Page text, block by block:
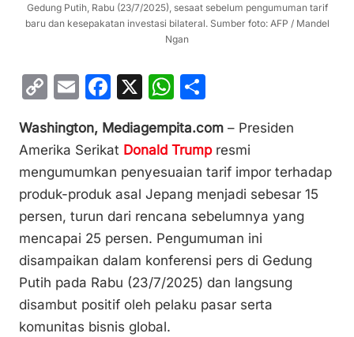
Gedung Putih, Rabu (23/7/2025), sesaat sebelum pengumuman tarif
baru dan kesepakatan investasi bilateral. Sumber foto: AFP / Mandel
Ngan
C
p
y
Li
n
k
E
ai
l
F
c
e
b
o
o
k
X
W
at
s
A
p
p
ar
e
Washington, Mediagempita.com – Presiden
Amerika Serikat Donald Trumpresmi
mengumumkan penyesuaian tarif impor terhadap
produk-produk asal Jepang menjadi sebesar 15
persen, turun dari rencana sebelumnya yang
mencapai 25 persen. Pengumuman ini
disampaikan dalam konferensi pers di Gedung
Putih pada Rabu (23/7/2025) dan langsung
disambut positif oleh pelaku pasar serta
komunitas bisnis global.